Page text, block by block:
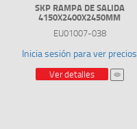
SKP RAMPA DE SALIDA
4150X2400X2450MM
EU01007-038
Inicia sesión para ver precios
Ver detalles